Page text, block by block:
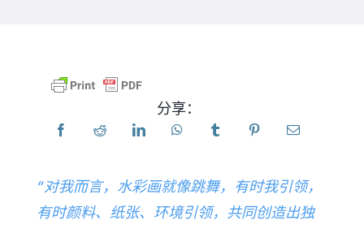
博客
分享：
“对我而言，水彩画就像跳舞，有时我引领，
有时颜料、纸张、环境引领，共同创造出独